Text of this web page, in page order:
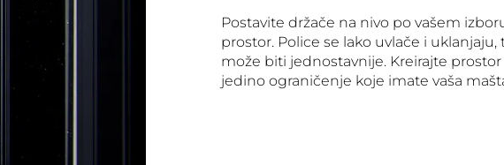
Postavite držače na nivo po vašem
prostor. Police se lako uvlače i
može biti jednostavnije. Kreirajte
jedino ograničenje koje imate vaša